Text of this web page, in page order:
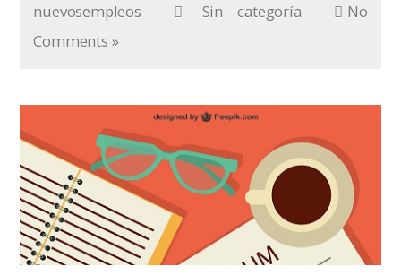
nuevosempleos
Sin categoría
No
Comments »